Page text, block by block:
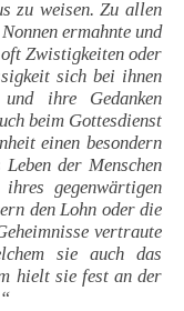
zu weisen. Zu allen
ermahnte und
Zwistigkeiten oder
sich bei ihnen
ihre Gedanken
beim Gottesdienst
einen besondern
der Menschen
gegenwärtigen
den Lohn oder die
vertraute
sie auch das
hielt sie fest an der